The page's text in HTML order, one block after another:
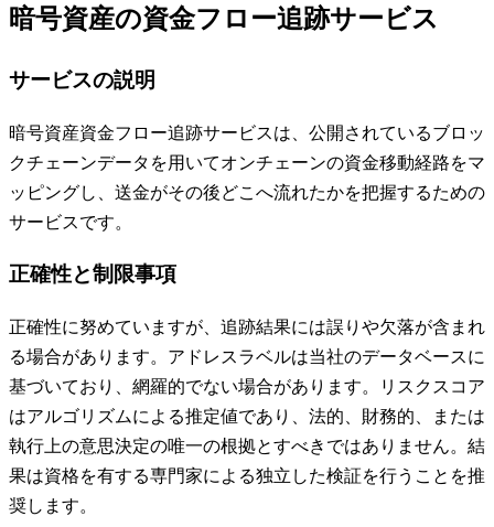
暗号資産の資金フロー追跡サービス
サービスの説明
暗号資産資金フロー追跡サービスは、公開されているブロッ
クチェーンデータを用いてオンチェーンの資金移動経路をマ
ッピングし、送金がその後どこへ流れたかを把握するための
サービスです。
正確性と制限事項
正確性に努めていますが、追跡結果には誤りや欠落が含まれ
る場合があります。アドレスラベルは当社のデータベースに
基づいており、網羅的でない場合があります。リスクスコア
はアルゴリズムによる推定値であり、法的、財務的、または
執行上の意思決定の唯一の根拠とすべきではありません。結
果は資格を有する専門家による独立した検証を行うことを推
奨します。